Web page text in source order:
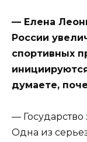
— Елена
России
спортивных
думаете,
— Государство
Одна из